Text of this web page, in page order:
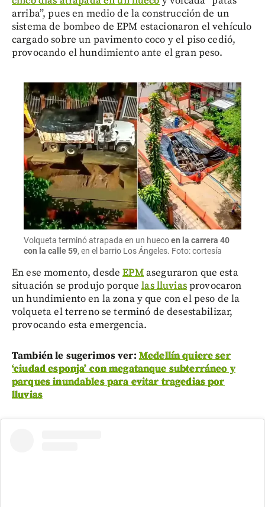
arriba”, pues en medio de la construcción de un
sistema de bombeo de EPM estacionaron el vehículo
cargado sobre un pavimento coco y el piso cedió,
provocando el hundimiento ante el gran peso.
Volqueta terminó atrapada en un huecoen la carrera 40
con la calle 59, en el barrio Los Ángeles. Foto: cortesía
En ese momento, desdeEPMaseguraron que esta
situación se produjo porquelas lluviasprovocaron
un hundimiento en la zona y que con el peso de la
volqueta el terreno se terminó de desestabilizar,
provocando esta emergencia.
También le sugerimos ver:Medellín quiere ser
‘ciudad esponja’ con megatanque subterráneo y
parques inundables para evitar tragedias por
lluvias